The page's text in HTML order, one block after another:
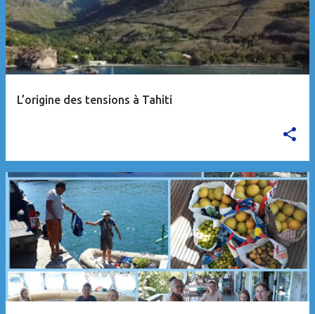
L’origine des tensions à Tahiti